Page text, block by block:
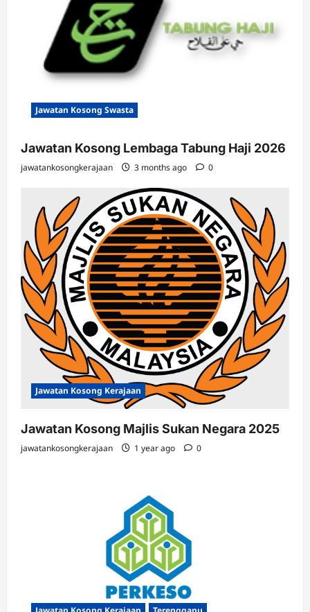
Jawatan Kosong Swasta
Jawatan Kosong Lembaga Tabung Haji 2026
jawatankosongkerajaan 3 months ago 0
Jawatan Kosong Kerajaan
Jawatan Kosong Majlis Sukan Negara 2025
jawatankosongkerajaan 1 year ago 0